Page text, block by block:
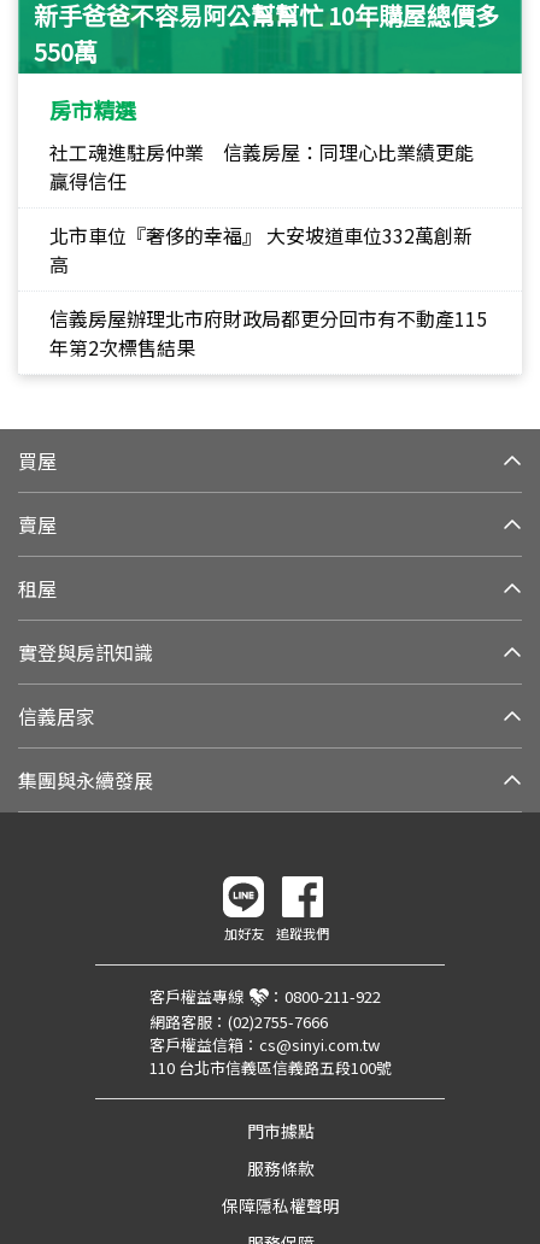
新手爸爸不容易阿公幫幫忙 10年購屋總價多
550萬
房市精選
社工魂進駐房仲業 信義房屋：同理心比業績更能
贏得信任
北市車位『奢侈的幸福』 大安坡道車位332萬創新
高
信義房屋辦理北市府財政局都更分回市有不動產115
年第2次標售結果
買屋
賣屋
租屋
實登與房訊知識
信義居家
集團與永續發展
加好友 追蹤我們
客戶權益專線 ： 0800-211-922
網路客服： (02)2755-7666
客戶權益信箱： cs@sinyi.com.tw
110 台北市信義區信義路五段100號
門市據點
服務條款
保障隱私權聲明